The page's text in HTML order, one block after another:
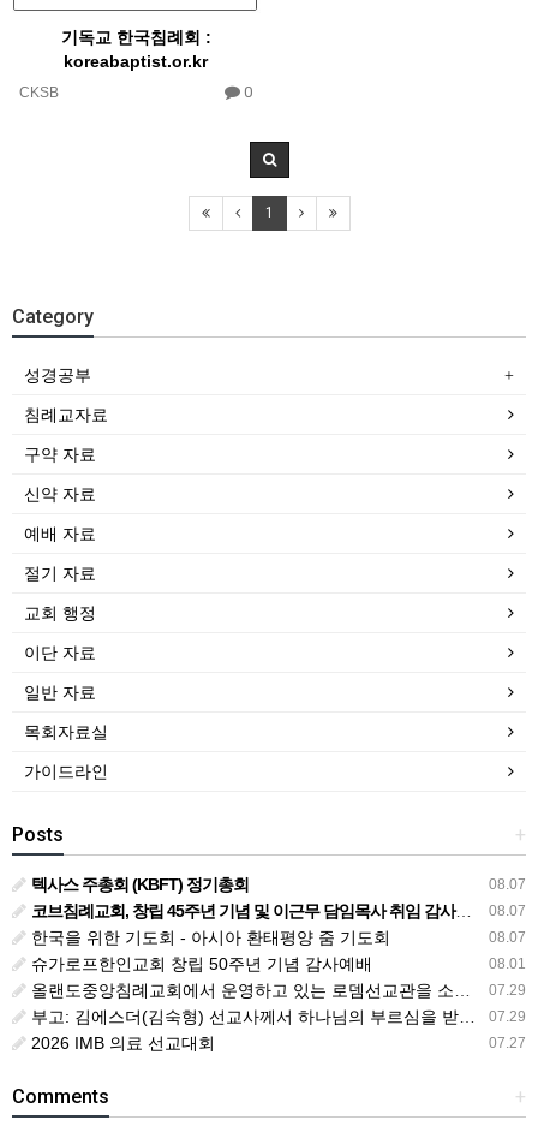
기독교 한국침례회 :
koreabaptist.or.kr​
CKSB 0
1
Category
성경공부
침례교자료
구약 자료
신약 자료
예배 자료
절기 자료
교회 행정
이단 자료
일반 자료
목회자료실
가이드라인
+
Posts
08.07
텍사스 주총회 (KBFT) 정기총회
08.07
코브침례교회, 창립 45주년 기념 및 이근무 담임목사 취임 감사예배 드려
08.07
한국을 위한 기도회 - 아시아 환태평양 줌 기도회
08.01
슈가로프한인교회 창립 50주년 기념 감사예배
07.29
올랜도중앙침례교회에서 운영하고 있는 로뎀선교관을 소개해 드립니다
07.29
부고: 김에스더(김숙형) 선교사께서 하나님의 부르심을 받았습니다.
07.27
2026 IMB 의료 선교대회
+
Comments